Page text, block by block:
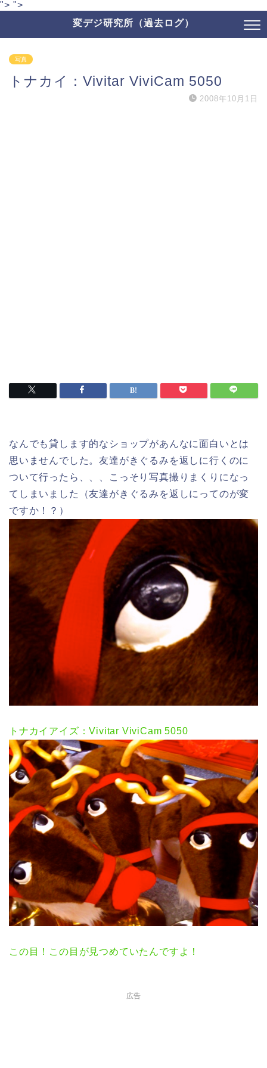
"> ">
変デジ研究所（過去ログ）
写真
トナカイ：Vivitar ViviCam 5050
2008年10月1日
なんでも貸します的なショップがあんなに面白いとは
思いませんでした。友達がきぐるみを返しに行くのに
ついて行ったら、、、こっそり写真撮りまくりになっ
てしまいました（友達がきぐるみを返しにってのが変
ですか！？）
トナカイアイズ：Vivitar ViviCam 5050
この目！この目が見つめていたんですよ！
広告